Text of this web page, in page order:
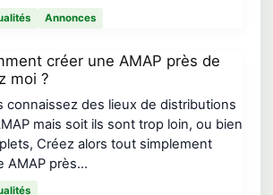
Annonces
créer une AMAP près de
moi ?
connaissez des lieux de distributions
mais soit ils sont trop loin, ou bien
Créez alors tout simplement
AMAP près…